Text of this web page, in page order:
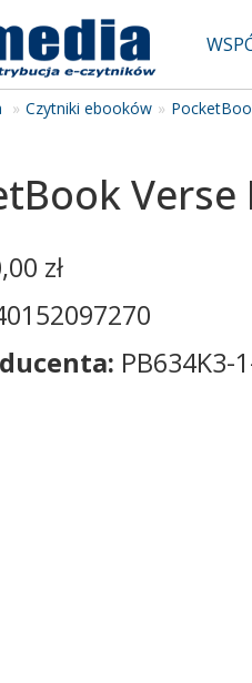
Czytniki ebooków
zł
PB634K3-